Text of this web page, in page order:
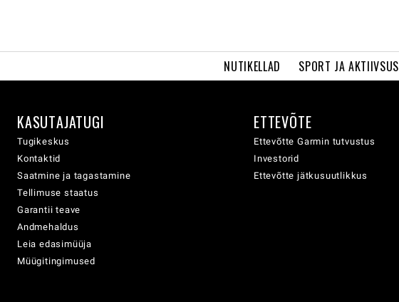
NUTIKELLAD SPORT JA AKTIIVSUS
KASUTAJATUGI
Tugikeskus
Kontaktid
Saatmine ja tagastamine
Tellimuse staatus
Garantii teave
Andmehaldus
Leia edasimüüja
Müügitingimused
ETTEVÕTE
Ettevõtte Garmin tutvustus
Investorid
Ettevõtte jätkusuutlikkus